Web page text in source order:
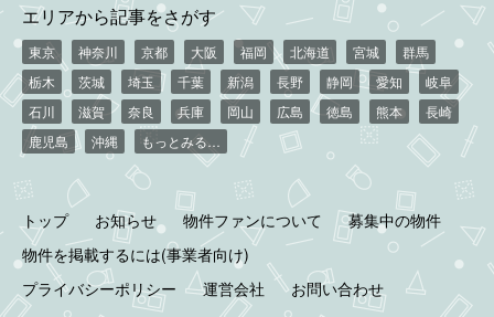
エリアから記事をさがす
東京 神奈川 京都 大阪 福岡 北海道 宮城
群馬
栃木
茨城 埼玉 千葉 新潟 長野 静岡 愛知
岐阜
石川
滋賀 奈良 兵庫 岡山 広島 徳島 熊本
長崎
鹿児島
沖縄 もっとみる…
トップ お知らせ 物件ファンについて
募集中の物件
物件を掲載するには(事業者向け)
プライバシーポリシー
運営会社 お問い合わせ